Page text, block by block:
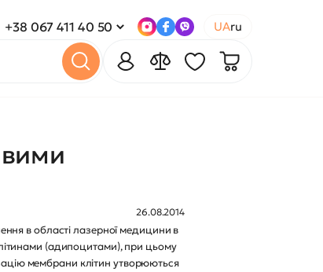
+38 067 411 40 50 UAru
26.08.2014
в області лазерної медицини в
(адипоцитами), при цьому
мембрани клітин утворюються